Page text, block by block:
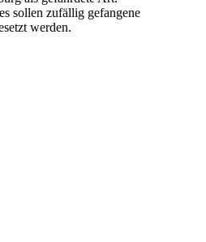
sollen zufällig gefangene
werden.